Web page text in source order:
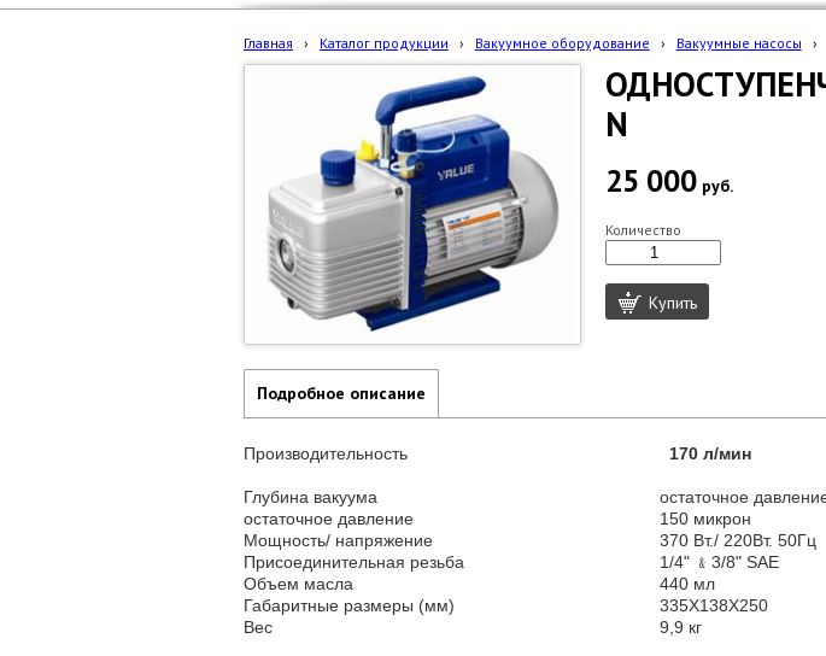
Главная › Каталог продукции › Вакуумное оборудование › Вакуумные насосы ›
N
25 000 руб.
Количество
Купить
Подробное описание
Производительность 170 л/мин
Глубина вакуума остаточное
остаточное давление
150 микрон
Мощность/ напряжение
370 Вт./ 220Вт. 50Гц
Присоединительная резьба
1/4" ﹠3/8" SAE
Объем масла
440 мл
Габаритные размеры (мм)
335X138X250
Вес
9,9 кг